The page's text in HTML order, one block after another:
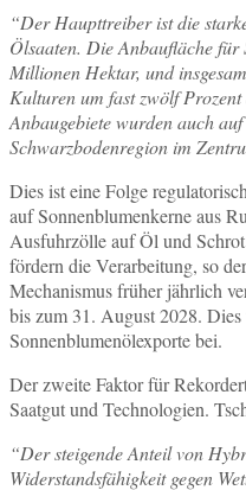
“Der Haupttreiber ist die
Ölsaaten. Die Anbaufläche für
Millionen Hektar, und
Kulturen um fast zwölf
Anbaugebiete wurden auch
Schwarzbodenregion im
Dies ist eine Folge
auf Sonnenblumenkerne aus
Ausfuhrzölle auf Öl und
fördern die Verarbeitung, so
Mechanismus früher jährlich
bis zum 31. August 2028.
Sonnenblumenölexporte bei.
Der zweite Faktor für
Saatgut und Technologien.
“Der steigende Anteil von
Widerstandsfähigkeit gegen